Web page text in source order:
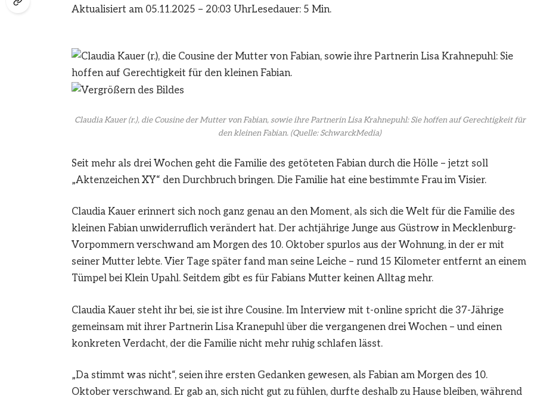
Aktualisiert am 05.11.2025 – 20:03 UhrLesedauer: 5 Min.
Claudia Kauer (r.), die Cousine der Mutter von Fabian, sowie ihre Partnerin Lisa Krahnepuhl: Sie hoffen auf Gerechtigkeit für
den kleinen Fabian. (Quelle: SchwarckMedia)
Seit mehr als drei Wochen geht die Familie des getöteten Fabian durch die Hölle – jetzt soll
„Aktenzeichen XY“ den Durchbruch bringen. Die Familie hat eine bestimmte Frau im Visier.
Claudia Kauer erinnert sich noch ganz genau an den Moment, als sich die Welt für die Familie des
kleinen Fabian unwiderruflich verändert hat. Der achtjährige Junge aus Güstrow in Mecklenburg-
Vorpommern verschwand am Morgen des 10. Oktober spurlos aus der Wohnung, in der er mit
seiner Mutter lebte. Vier Tage später fand man seine Leiche – rund 15 Kilometer entfernt an einem
Tümpel bei Klein Upahl. Seitdem gibt es für Fabians Mutter keinen Alltag mehr.
Claudia Kauer steht ihr bei, sie ist ihre Cousine. Im Interview mit t-online spricht die 37-Jährige
gemeinsam mit ihrer Partnerin Lisa Kranepuhl über die vergangenen drei Wochen – und einen
konkreten Verdacht, der die Familie nicht mehr ruhig schlafen lässt.
„Da stimmt was nicht“, seien ihre ersten Gedanken gewesen, als Fabian am Morgen des 10.
Oktober verschwand. Er gab an, sich nicht gut zu fühlen, durfte deshalb zu Hause bleiben, während